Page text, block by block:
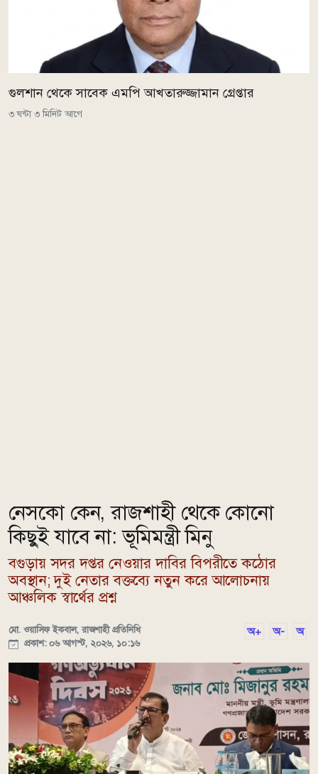
গুলশান থেকে সাবেক এমপি আখতারুজ্জামান গ্রেপ্তার
৩ ঘন্টা ৩ মিনিট আগে
নেসকো কেন, রাজশাহী থেকে কোনো
কিছুই যাবে না: ভূমিমন্ত্রী মিনু
বগুড়ায় সদর দপ্তর নেওয়ার দাবির বিপরীতে কঠোর
অবস্থান; দুই নেতার বক্তব্যে নতুন করে আলোচনায়
আঞ্চলিক স্বার্থের প্রশ্ন
মো. ওয়াসিফ ইকবাল, রাজশাহী প্রতিনিধি
প্রকাশ: ০৬ আগস্ট, ২০২৬, ১০:১৬
অ+ অ- অ